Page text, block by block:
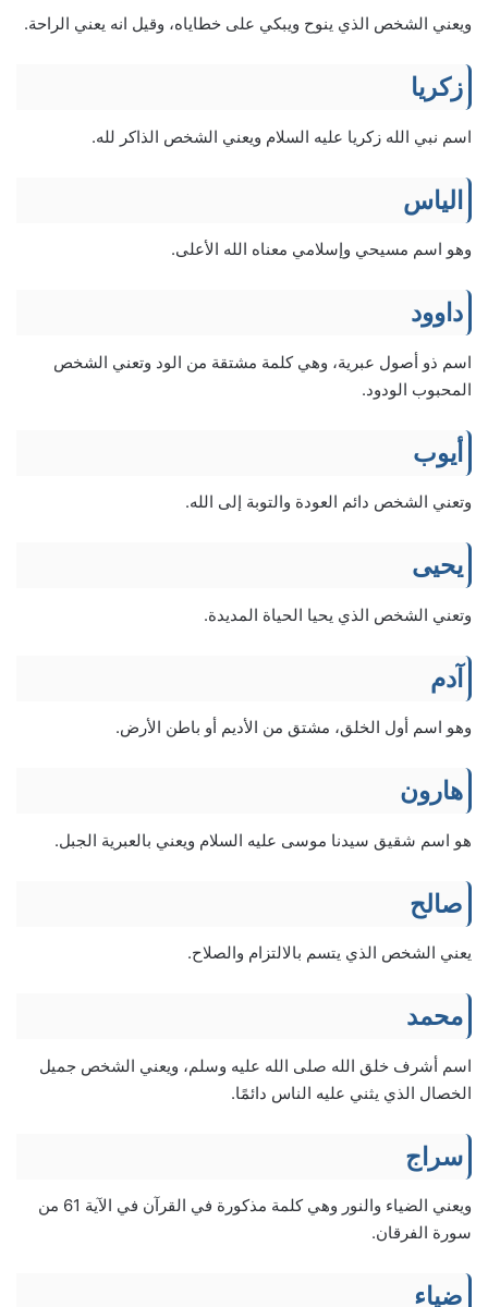
ويعني الشخص الذي ينوح ويبكي على خطاياه، وقيل انه يعني الراحة.
زكريا
اسم نبي الله زكريا عليه السلام ويعني الشخص الذاكر لله.
الياس
وهو اسم مسيحي وإسلامي معناه الله الأعلى.
داوود
اسم ذو أصول عبرية، وهي كلمة مشتقة من الود وتعني الشخص
المحبوب الودود.
أيوب
وتعني الشخص دائم العودة والتوبة إلى الله.
يحيى
وتعني الشخص الذي يحيا الحياة المديدة.
آدم
وهو اسم أول الخلق، مشتق من الأديم أو باطن الأرض.
هارون
هو اسم شقيق سيدنا موسى عليه السلام ويعني بالعبرية الجبل.
صالح
يعني الشخص الذي يتسم بالالتزام والصلاح.
محمد
اسم أشرف خلق الله صلى الله عليه وسلم، ويعني الشخص جميل
الخصال الذي يثني عليه الناس دائمًا.
سراج
ويعني الضياء والنور وهي كلمة مذكورة في القرآن في الآية 61 من
سورة الفرقان.
ضياء